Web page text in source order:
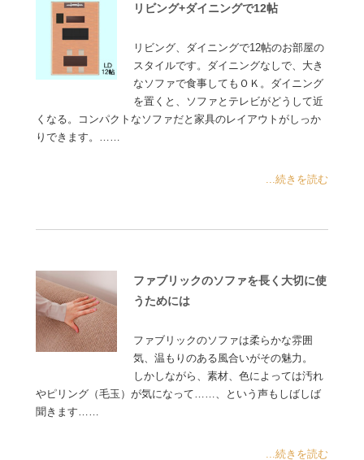
リビング+ダイニングで12帖
リビング、ダイニングで12帖のお部屋の
スタイルです。ダイニングなしで、大き
なソファで食事してもＯＫ。ダイニング
を置くと、ソファとテレビがどうして近
くなる。コンパクトなソファだと家具のレイアウトがしっか
りできます。……
...続きを読む
ファブリックのソファを長く大切に使
うためには
ファブリックのソファは柔らかな雰囲
気、温もりのある風合いがその魅力。
しかしながら、素材、色によっては汚れ
やピリング（毛玉）が気になって……、という声もしばしば
聞きます……
...続きを読む